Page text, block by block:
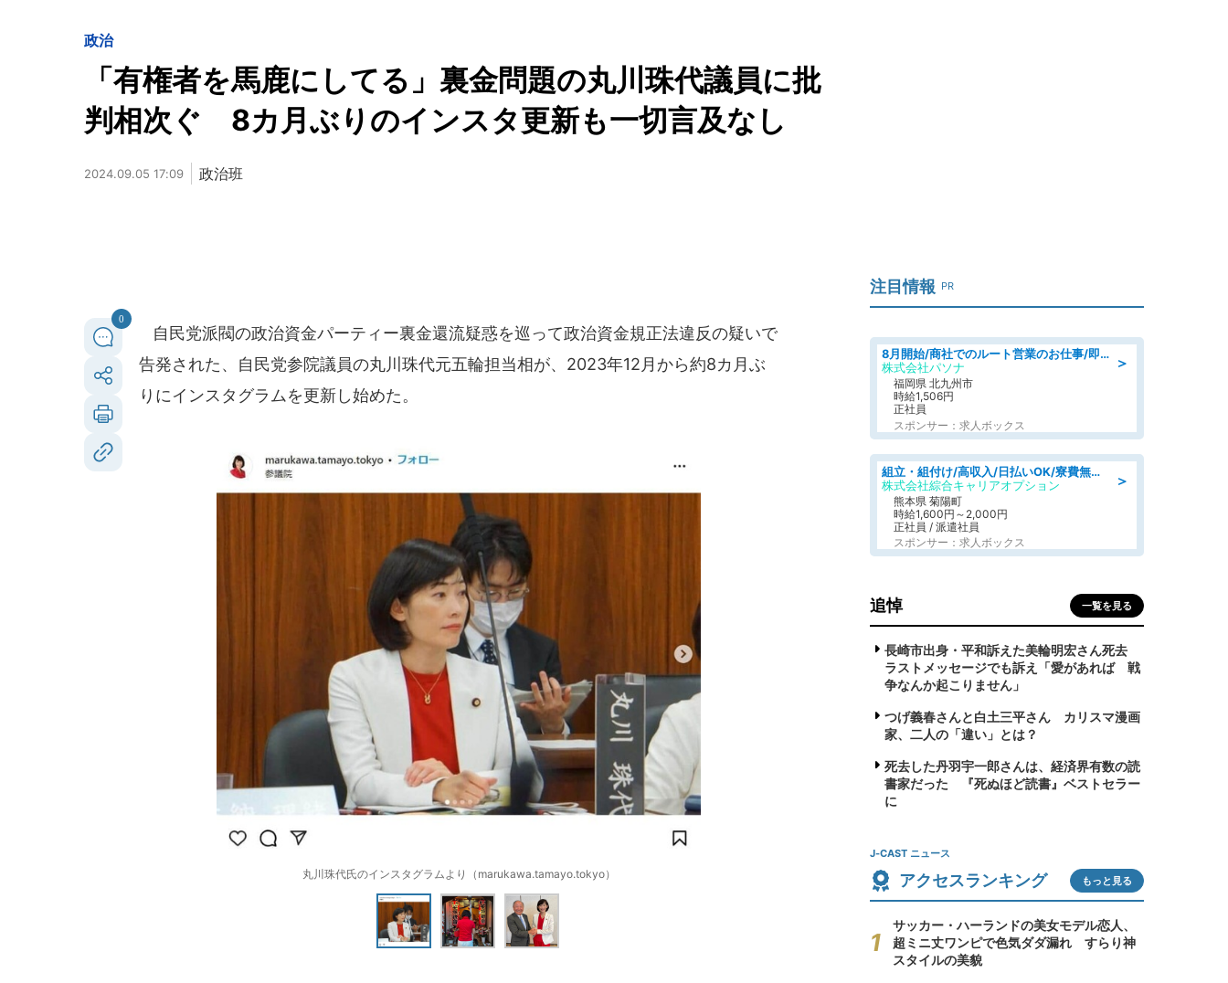
政治
「有権者を馬鹿にしてる」裏金問題の丸川珠代議員に批
判相次ぐ 8カ月ぶりのインスタ更新も一切言及なし
2024.09.05 17:09 政治班
0
自民党派閥の政治資金パーティー裏金還流疑惑を巡って政治資金規正法違反の疑いで
告発された、自民党参院議員の丸川珠代元五輪担当相が、2023年12月から約8カ月ぶ
りにインスタグラムを更新し始めた。
丸川珠代氏のインスタグラムより（marukawa.tamayo.tokyo）
注目情報 PR
＞
8月開始/商社でのルート営業のお仕事/即日勤務可/車通勤可/営業
株式会社パソナ
福岡県 北九州市
時給1,506円
正社員
スポンサー：求人ボックス
＞
組立・組付け/高収入/日払いOK/寮費無料/交替制/20・30・40代活躍中
株式会社綜合キャリアオプション
熊本県 菊陽町
時給1,600円～2,000円
正社員 / 派遣社員
スポンサー：求人ボックス
追悼 一覧を見る
長崎市出身・平和訴えた美輪明宏さん死去
ラストメッセージでも訴え「愛があれば 戦
争なんか起こりません」
つげ義春さんと白土三平さん カリスマ漫画
家、二人の「違い」とは？
死去した丹羽宇一郎さんは、経済界有数の読
書家だった 『死ぬほど読書』ベストセラー
に
J-CAST ニュース
アクセスランキング もっと見る
サッカー・ハーランドの美女モデル恋人、
超ミニ丈ワンピで色気ダダ漏れ すらり神
スタイルの美貌